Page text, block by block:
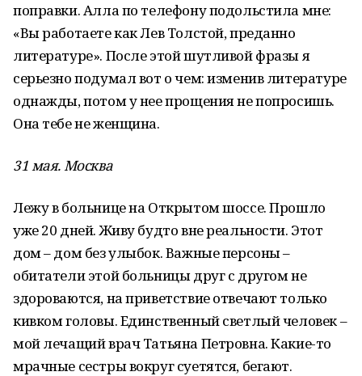
поправки. Алла по телефону подольстила мне:
«Вы работаете как Лев Толстой, преданно
литературе». После этой шутливой фразы я
серьезно подумал вот о чем: изменив литературе
однажды, потом у нее прощения не попросишь.
Она тебе не женщина.
31 мая. Москва
Лежу в больнице на Открытом шоссе. Прошло
уже 20 дней. Живу будто вне реальности. Этот
дом – дом без улыбок. Важные персоны –
обитатели этой больницы друг с другом не
здороваются, на приветствие отвечают только
кивком головы. Единственный светлый человек –
мой лечащий врач Татьяна Петровна. Какие-то
мрачные сестры вокруг суетятся, бегают.